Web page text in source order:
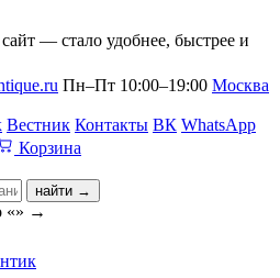
— стало удобнее, быстрее и
Пн–Пт 10:00–19:00 Москва
Вестник Контакты ВК WhatsApp
Корзина
найти →
«» →